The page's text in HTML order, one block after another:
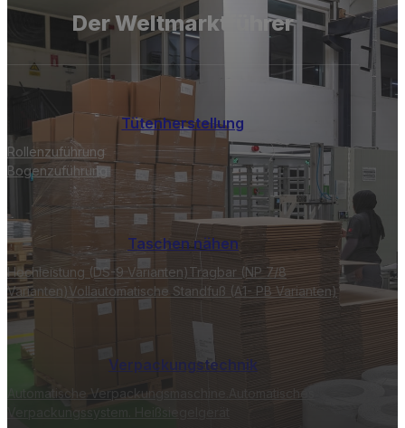
Der Weltmarktführer
Tütenherstellung
Rollenzuführung
Bogenzuführung
Taschen nähen
Hochleistung (DS-9 Varianten)Tragbar (NP 7/8
Varianten)Vollautomatische Standfuß (A1- PB Varianten)
Verpackungstechnik
Automatische Verpackungsmaschine.
Automatisches